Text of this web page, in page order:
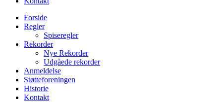
Forside
Regler
Spiseregler
Rekorder
Nye Rekorder
Udgåede rekorder
Anmeldelse
Støtteforeningen
Historie
Kontakt